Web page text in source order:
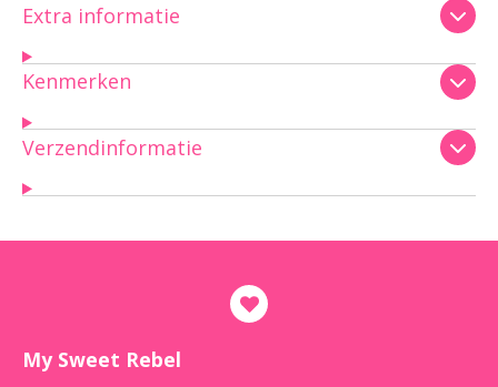
Extra informatie
Kenmerken
Verzendinformatie
My Sweet Rebel